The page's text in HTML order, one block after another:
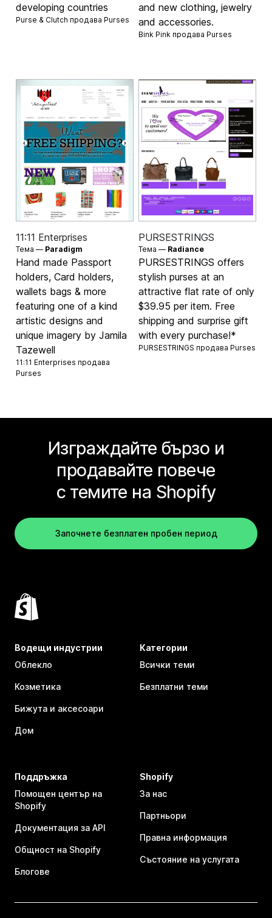
developing countries
Purse & Clutch продава Purses
and new clothing, jewelry
and accessories.
Bink Pink продава Purses
11:11 Enterprises
Тема — Paradigm
Hand made Passport
holders, Card holders,
wallets bags & more
featuring one of a kind
artistic designs and
unique imagery by Jamila
Tazewell
11:11 Enterprises продава
Purses
PURSESTRINGS
Тема — Radiance
PURSESTRINGS offers
stylish purses at an
attractive flat rate of only
$39.95 per item. Free
shipping and surprise gift
with every purchase!*
PURSESTRINGS продава Purses
Изграждайте бързо и
продавайте повече
с темите на Shopify
Започнете безплатен пробен период
Водещи индустрии
Облекло
Козметика
Бижута и аксесоари
Дом
Категории
Всички теми
Безплатни теми
Поддръжка
Помощен център на
Shopify
Документация за API
Общност на Shopify
Блогове
Shopify
За нас
Партньори
Правна информация
Състояние на услугата